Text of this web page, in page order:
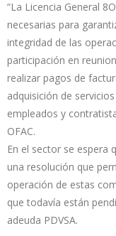
“La Licencia General
necesarias para
integridad de las
participación en
realizar pagos de
adquisición de
empleados y
OFAC.
En el sector se espera
una resolución que
operación de estas
que todavía están
adeuda PDVSA.